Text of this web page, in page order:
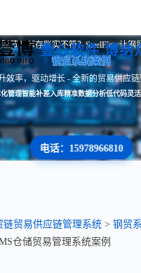
壹心软件 博纳
节？库存账实不符？SteelFlow让钢
钢贸系统案例
效率，驱动增长 - 全新的贸易供应
管理智能补差入库精准数据分析低代码灵
电话：15978966810
链贸易供应链管理系统> 钢贸
仓储贸易管理系统案例